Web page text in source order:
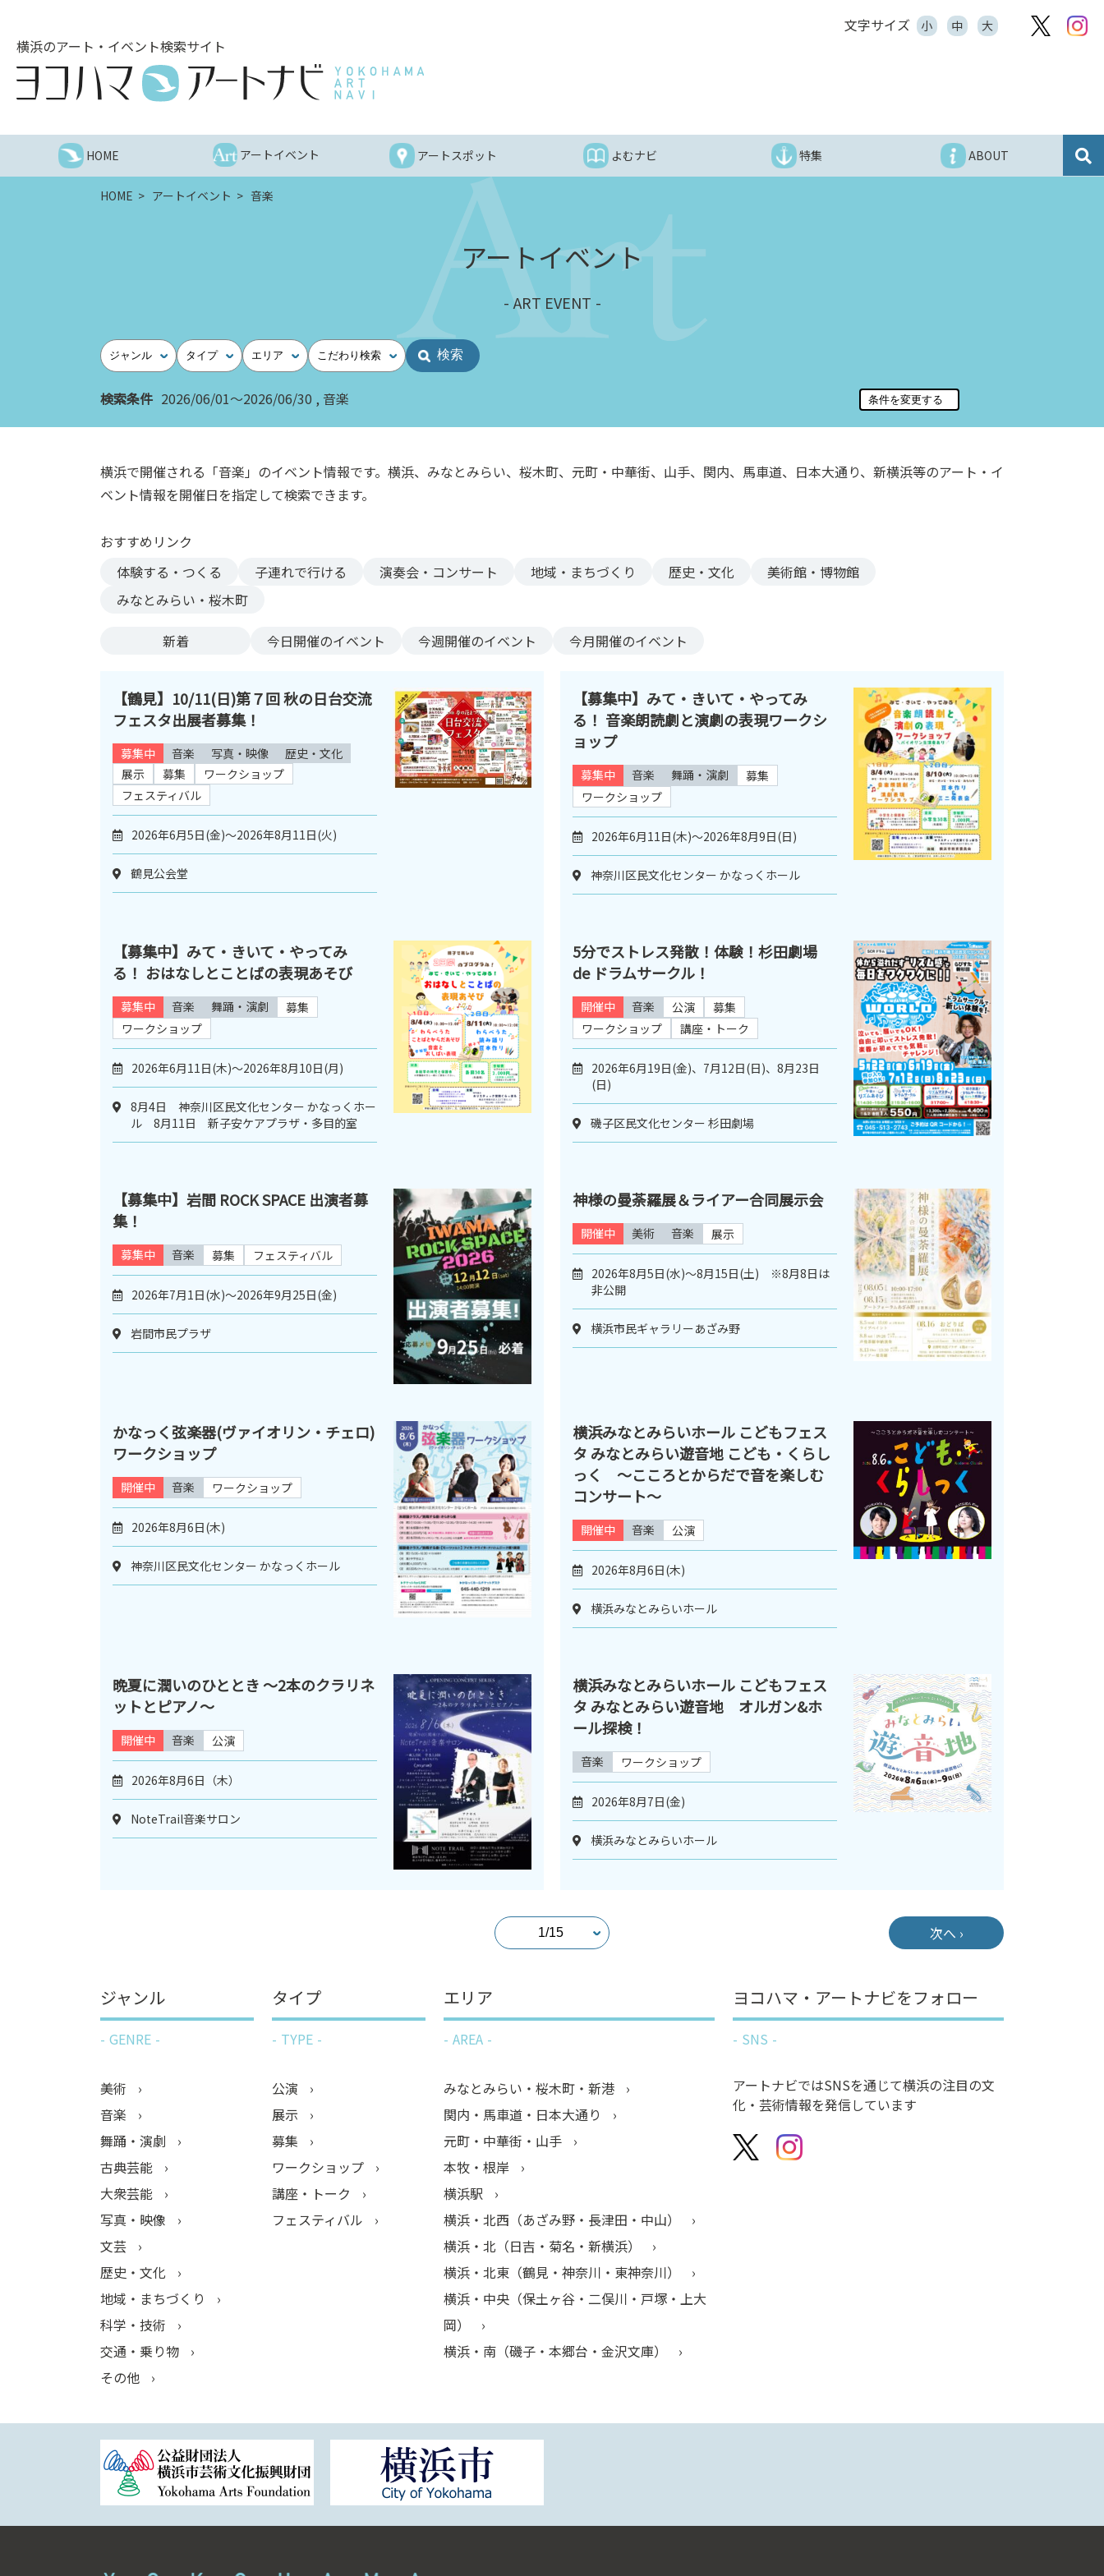
へ
文字サイズ 小 中 大
横浜のアート・イベント検索サイト
HOME アートイベント アートスポット よむナビ 特集 ABOUT
HOME アートイベント 音楽
アートイベント
ART EVENT
ジャンル タイプ エリア こだわり検索
検索条件 2026/06/01～2026/06/30 音楽
横浜で開催される「音楽」のイベント情報です。横浜、みなとみらい、桜木町、元町・中華街、山手、関内、馬車道、日本大通り、新横浜等のアート・イ
ベント情報を開催日を指定して検索できます。
おすすめリンク
体験する・つくる
子連れで行ける 演奏会・コンサート 地域・まちづくり 歴史・文化
美術館・博物館
みなとみらい・桜木町
新着 今日開催のイベント 今週開催のイベント 今月開催のイベント
【鶴見】10/11(日)第７回 秋の日台交流
フェスタ出展者募集！
募集中 音楽 写真・映像
歴史・文化
展示
募集
ワークショップ
フェスティバル
2026年6月5日(金)～2026年8月11日(火)
鶴見公会堂
【募集中】みて・きいて・やってみ
る！ 音楽朗読劇と演劇の表現ワークシ
ョップ
募集中 音楽 舞踊・演劇
募集
ワークショップ
2026年6月11日(木)～2026年8月9日(日)
神奈川区民文化センター かなっくホール
【募集中】みて・きいて・やってみ
る！ おはなしとことばの表現あそび
募集中 音楽 舞踊・演劇
募集
ワークショップ
2026年6月11日(木)～2026年8月10日(月)
8月4日 神奈川区民文化センター かなっくホー
ル 8月11日 新子安ケアプラザ・多目的室
5分でストレス発散！体験！杉田劇場
de ドラムサークル！
開催中 音楽 公演
募集
ワークショップ
講座・トーク
2026年6月19日(金)、7月12日(日)、8月23日
(日)
磯子区民文化センター 杉田劇場
【募集中】岩間 ROCK SPACE 出演者募
集！
募集中 音楽 募集 フェスティバル
2026年7月1日(水)～2026年9月25日(金)
岩間市民プラザ
神様の曼荼羅展＆ライアー合同展示会
開催中 美術 音楽 展示
2026年8月5日(水)～8月15日(土) ※8月8日は
非公開
横浜市民ギャラリーあざみ野
かなっく弦楽器(ヴァイオリン・チェロ)
ワークショップ
開催中 音楽 ワークショップ
2026年8月6日(木)
神奈川区民文化センター かなっくホール
横浜みなとみらいホール こどもフェス
タ みなとみらい遊音地 こども・くらし
っく ～こころとからだで音を楽しむ
コンサート～
開催中 音楽 公演
2026年8月6日(木)
横浜みなとみらいホール
晩夏に潤いのひととき ～2本のクラリネ
ットとピアノ～
開催中 音楽 公演
2026年8月6日（木）
NoteTrail音楽サロン
横浜みなとみらいホール こどもフェス
タ みなとみらい遊音地 オルガン&ホ
ール探検！
音楽 ワークショップ
2026年8月7日(金)
横浜みなとみらいホール
次へ ›
ジャンル
GENRE
美術
音楽
舞踊・演劇
古典芸能
大衆芸能
写真・映像
文芸
歴史・文化
地域・まちづくり
科学・技術
交通・乗り物
その他
タイプ
TYPE
公演
展示
募集
ワークショップ
講座・トーク
フェスティバル
エリア
AREA
みなとみらい・桜木町・新港
関内・馬車道・日本大通り
元町・中華街・山手
本牧・根岸
横浜駅
横浜・北西（あざみ野・長津田・中山）
横浜・北（日吉・菊名・新横浜）
横浜・北東（鶴見・神奈川・東神奈川）
横浜・中央（保土ヶ谷・二俣川・戸塚・上大
岡）
横浜・南（磯子・本郷台・金沢文庫）
ヨコハマ・アートナビをフォロー
SNS
アートナビではSNSを通じて横浜の注目の文
化・芸術情報を発信しています